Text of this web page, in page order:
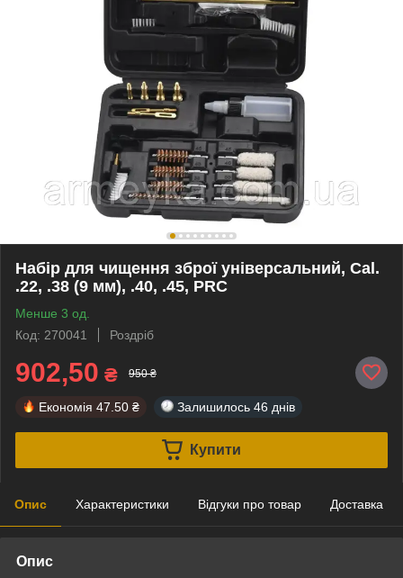
Набір для чищення зброї універсальний, Cal.
.22, .38 (9 мм), .40, .45, PRC
Менше 3 од.
Код: 270041
Роздріб
902,50 ₴ 950 ₴
Економія 47.50 ₴ Залишилось 46 днів
Купити
Опис Характеристики Відгуки про товар Доставка
Опис